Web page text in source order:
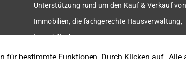
Unterstützung rund um den Kauf & Verkauf von
Immobilien, die fachgerechte Hausverwaltung,
Immobilienbewertung u.v.m.